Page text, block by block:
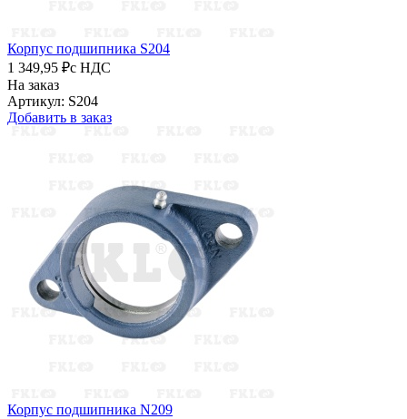
Корпус подшипника S204
1 349,95 ₽с НДС
На заказ
Артикул: S204
Добавить в заказ
Корпус подшипника N209